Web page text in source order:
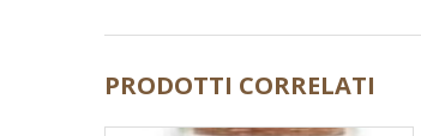
PRODOTTI CORRELATI